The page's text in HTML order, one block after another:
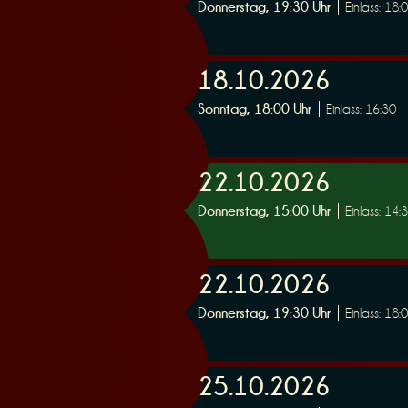
Donnerstag, 19:30 Uhr Einlass:
18.10.2026
Sonntag, 18:00 Uhr Einlass: 16:30
22.10.2026
Donnerstag, 15:00 Uhr Einlass:
22.10.2026
Donnerstag, 19:30 Uhr Einlass:
25.10.2026